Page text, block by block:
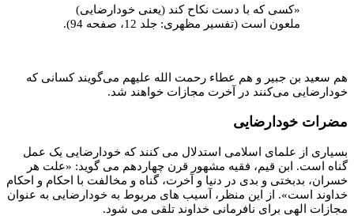
«کسی که با دست نکاح کند (یعنی خودارضایی)
ملعون است (تفسیر مظهری: جلد 12، صفحه 94).
هم سعید بن جبیر و هم عطاء رحمت الله علیهم می‌گویند کسانی که
خودارضایی می‌کنند در آخرت مجازات خواهند شد.
مضرات خودارضایی
بسیاری از علمای اسلامی استدلال می کنند که خودارضایی یک عمل
گناه است. ابن قیم، فقیه مشهور قرن چهاردهم می گوید: «علت هر
خسران، بدبختی و بدی در دنیا و آخرت، گناه و مخالفت با احکام و احکام
خداوند است». از این منظر، آسیب های مربوط به خودارضایی به عنوان
مجازات الهی برای نافرمانی خداوند تلقی می شود.